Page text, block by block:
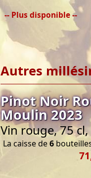
-- Plus disponible --
Autres
Pinot Noir
Moulin 2023
Vin rouge, 75 cl,
La caisse de6